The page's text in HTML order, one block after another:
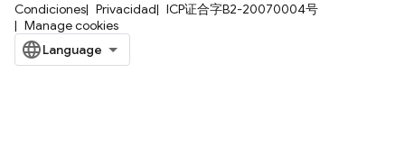
Condiciones Privacidad
ICP证合字B2-20070004号
Manage cookies